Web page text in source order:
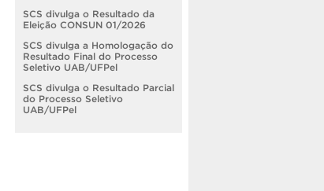
SCS divulga o Resultado da
Eleição CONSUN 01/2026
SCS divulga a Homologação do
Resultado Final do Processo
Seletivo UAB/UFPel
SCS divulga o Resultado Parcial
do Processo Seletivo
UAB/UFPel